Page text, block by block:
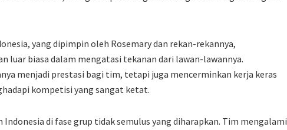
yang dipimpin oleh Rosemary dan rekan-rekannya,
luar biasa dalam mengatasi tekanan dari lawan-lawannya.
menjadi prestasi bagi tim, tetapi juga mencerminkan kerja keras
kompetisi yang sangat ketat.
Indonesia di fase grup tidak semulus yang diharapkan. Tim mengalami